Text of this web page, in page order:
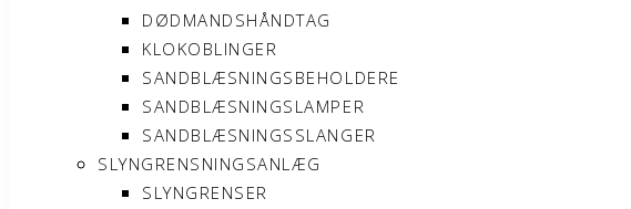
DØDMANDSHÅNDTAG
KLOKOBLINGER
SANDBLÆSNINGSBEHOLDERE
SANDBLÆSNINGSLAMPER
SANDBLÆSNINGSSLANGER
SLYNGRENSNINGSANLÆG
SLYNGRENSER